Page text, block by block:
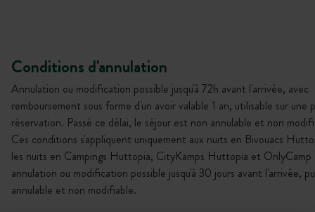
Conditions d'annulation
Annulation ou modification possible jusqu'à 72h avant l'arrivée, avec
remboursement sous forme d'un avoir valable 1 an, utilisable sur une
réservation. Passé ce délai, le séjour est non annulable et non
Ces conditions s'appliquent uniquement aux nuits en Bivouacs
les nuits en Campings Huttopia, CityKamps Huttopia et OnlyCamp
annulation ou modification possible jusqu'à 30 jours avant l'arrivée,
annulable et non modifiable.